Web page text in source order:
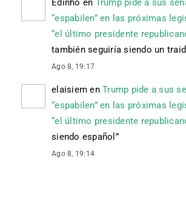
Edinho en
Trump pide a sus
“espabilen” en las próximas
“el último presidente
también seguiría siendo un
Ago 8, 19:17
elaisiem en Trump pide a sus
“espabilen” en las próximas
“el último presidente
siendo español ”
Ago 8, 19:14